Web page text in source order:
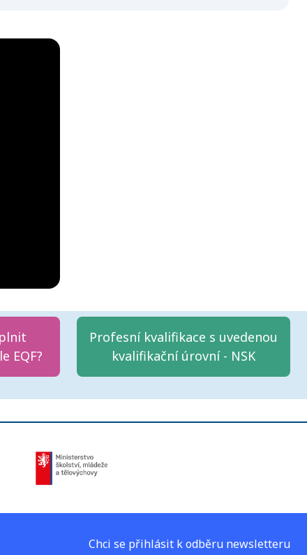
EQF?
Profesní kvalifikace s uvedenou
kvalifikační úrovní - NSK
Chci se přihlásit k odběru newsletteru